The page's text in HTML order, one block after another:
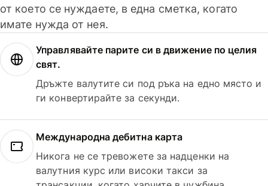
от което се нуждаете, в една сметка, когато
имате нужда от нея.
Управлявайте парите си в движение по целия
свят.
Дръжте валутите си под ръка на едно място и
ги конвертирайте за секунди.
Международна дебитна карта
Никога не се тревожете за надценки на
валутния курс или високи такси за